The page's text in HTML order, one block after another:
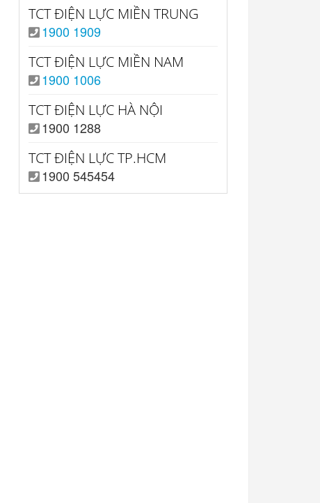
TCT ĐIỆN LỰC MIỀN TRUNG
1900 1909
TCT ĐIỆN LỰC MIỀN NAM
1900 1006
TCT ĐIỆN LỰC HÀ NỘI
1900 1288
TCT ĐIỆN LỰC TP.HCM
1900 545454